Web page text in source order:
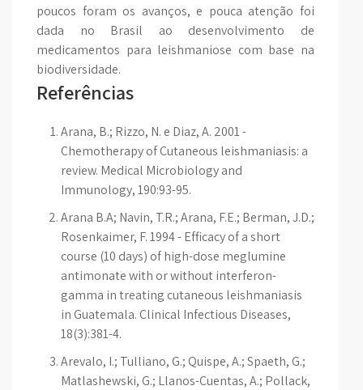
poucos foram os avanços, e pouca atenção foi
dada no Brasil ao desenvolvimento de
medicamentos para leishmaniose com base na
biodiversidade.
Referências
Arana, B.; Rizzo, N. e Diaz, A. 2001 -
Chemotherapy of Cutaneous leishmaniasis: a
review. Medical Microbiology and
Immunology, 190:93-95.
Arana B.A; Navin, T.R.; Arana, F.E.; Berman, J.D.;
Rosenkaimer, F. 1994 - Efficacy of a short
course (10 days) of high-dose meglumine
antimonate with or without interferon-
gamma in treating cutaneous leishmaniasis
in Guatemala. Clinical Infectious Diseases,
18(3):381-4.
Arevalo, I.; Tulliano, G.; Quispe, A.; Spaeth, G.;
Matlashewski, G.; Llanos-Cuentas, A.; Pollack,